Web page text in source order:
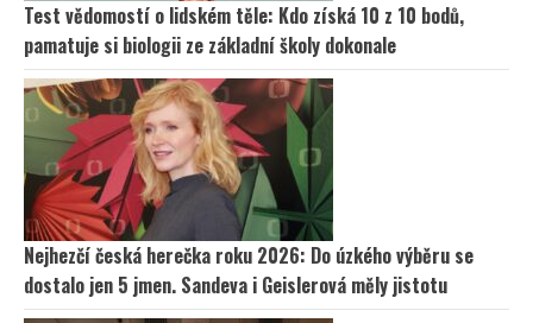
Test vědomostí o lidském těle: Kdo získá 10 z 10 bodů,
pamatuje si biologii ze základní školy dokonale
Nejhezčí česká herečka roku 2026: Do úzkého výběru se
dostalo jen 5 jmen. Sandeva i Geislerová měly jistotu